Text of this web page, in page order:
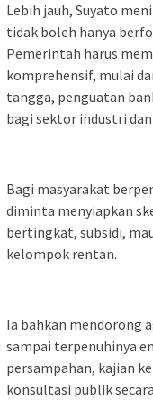
Lebih jauh, Suyato
tidak boleh hanya
Pemerintah harus
komprehensif, mulai
tangga, penguatan
bagi sektor industri
Bagi masyarakat
diminta menyiapkan
bertingkat, subsidi,
kelompok rentan.
Ia bahkan mendorong
sampai terpenuhinya
persampahan, kajian
konsultasi publik